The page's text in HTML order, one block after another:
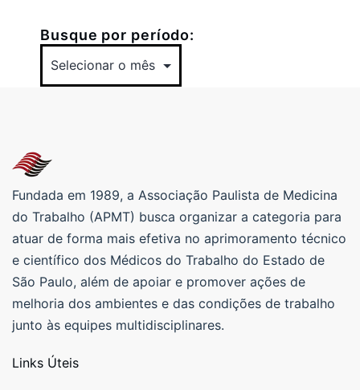
Busque por período:
Fundada em 1989, a Associação Paulista de Medicina
do Trabalho (APMT) busca organizar a categoria para
atuar de forma mais efetiva no aprimoramento técnico
e científico dos Médicos do Trabalho do Estado de
São Paulo, além de apoiar e promover ações de
melhoria dos ambientes e das condições de trabalho
junto às equipes multidisciplinares.
Links Úteis